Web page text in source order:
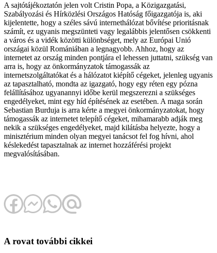
A sajtótájékoztatón jelen volt Cristin Popa, a Közigazgatási,
Szabályozási és Hírközlési Országos Hatóság főigazgatója is, aki
kijelentette, hogy a széles sávú internethálózat bővítése prioritásnak
számít, ez ugyanis megszünteti vagy legalábbis jelentősen csökkenti
a város és a vidék közötti különbséget, mely az Európai Unió
országai közül Romániában a legnagyobb. Ahhoz, hogy az
internetet az ország minden pontjára el lehessen juttatni, szükség van
arra is, hogy az önkormányzatok támogassák az
internetszolgáltatókat és a hálózatot kiépítő cégeket, jelenleg ugyanis
az tapasztalható, mondta az igazgató, hogy egy réten egy pózna
felállításához ugyanannyi időbe kerül megszerezni a szükséges
engedélyeket, mint egy híd építésének az esetében. A maga során
Sebastian Burduja is arra kérte a megyei önkormányzatokat, hogy
támogassák az internetet telepítő cégeket, mihamarabb adják meg
nekik a szükséges engedélyeket, majd kilátásba helyezte, hogy a
minisztérium minden olyan megyei tanácsot fel fog hívni, ahol
késlekedést tapasztalnak az internet hozzáférési projekt
megvalósításában.
A rovat további cikkei